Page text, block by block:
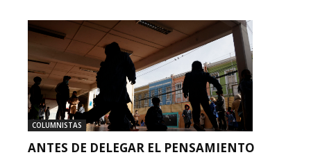
COLUMNISTAS
ANTES DE DELEGAR EL PENSAMIENTO